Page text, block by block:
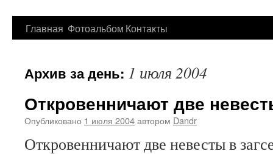
Перейти
содержимому
Главная Фотоальбом Контакты
Архив за день: 1 июля 2004
Откровенничают две
Опубликовано 1 июля 2004автором Dandr
Откровенничают две невесты в